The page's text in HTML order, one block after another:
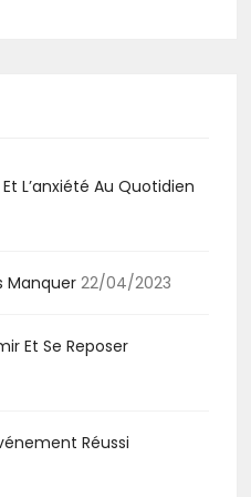
L’anxiété Au Quotidien
Manquer22/04/2023
Et Se Reposer
Réussi